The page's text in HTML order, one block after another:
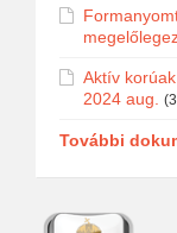
Aktív
2024 aug.
További